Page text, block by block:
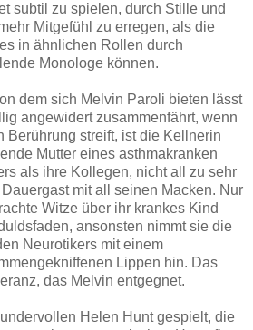
subtil zu spielen, durch Stille und
Mitgefühl zu erregen, als die
in ähnlichen Rollen durch
Monologe können.
dem sich Melvin Paroli bieten lässt
angewidert zusammenfährt, wenn
Berührung streift, ist die Kellnerin
Mutter eines asthmakranken
als ihre Kollegen, nicht all zu sehr
mit all seinen Macken. Nur
Witze über ihr krankes Kind
ansonsten nimmt sie die
Neurotikers mit einem
Lippen hin. Das
das Melvin entgegnet.
Helen Hunt gespielt, die